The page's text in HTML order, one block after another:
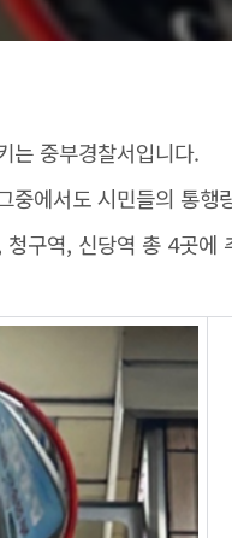
는 중부경찰서입니다.
중에서도 시민들의 통행
구역, 신당역 총 4곳에